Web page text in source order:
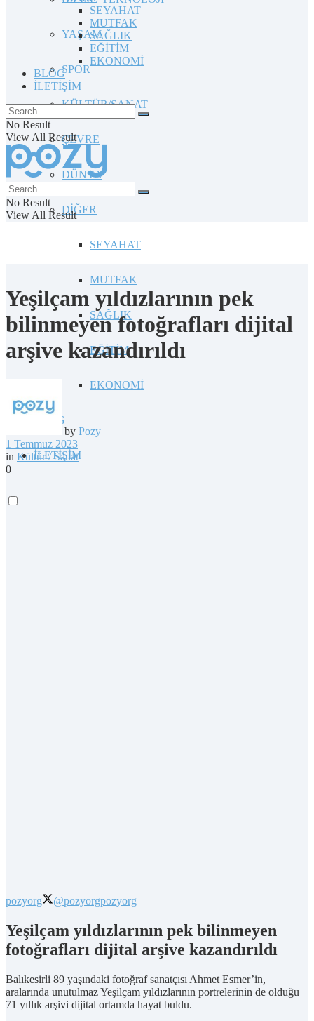
YAŞAM
SPOR
KÜLTÜR/SANAT
ÇEVRE
DÜNYA
DİĞER
SEYAHAT
MUTFAK
SAĞLIK
EĞİTİM
EKONOMİ
BLOG
İLETİŞİM
SEYAHAT
MUTFAK
SAĞLIK
EĞİTİM
EKONOMİ
BLOG
İLETİŞİM
No Result
View All Result
No Result
View All Result
Yeşilçam yıldızlarının pek
bilinmeyen fotoğrafları dijital
arşive kazandırıldı
by Pozy
1 Temmuz 2023
in Kültür / Sanat
0
pozyorg @pozyorgpozyorg
Yeşilçam yıldızlarının pek bilinmeyen
fotoğrafları dijital arşive kazandırıldı
Balıkesirli 89 yaşındaki fotoğraf sanatçısı Ahmet Esmer’in,
aralarında unutulmaz Yeşilçam yıldızlarının portrelerinin de olduğu
71 yıllık arşivi dijital ortamda hayat buldu.